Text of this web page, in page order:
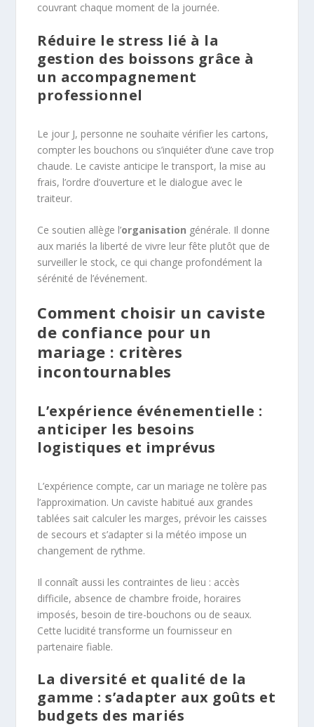
couvrant chaque moment de la journée.
Réduire le stress lié à la
gestion des boissons grâce à
un accompagnement
professionnel
Le jour J, personne ne souhaite vérifier les cartons,
compter les bouchons ou s’inquiéter d’une cave trop
chaude. Le caviste anticipe le transport, la mise au
frais, l’ordre d’ouverture et le dialogue avec le
traiteur.
Ce soutien allège l’organisation générale. Il donne
aux mariés la liberté de vivre leur fête plutôt que de
surveiller le stock, ce qui change profondément la
sérénité de l’événement.
Comment choisir un caviste
de confiance pour un
mariage : critères
incontournables
L’expérience événementielle :
anticiper les besoins
logistiques et imprévus
L’expérience compte, car un mariage ne tolère pas
l’approximation. Un caviste habitué aux grandes
tablées sait calculer les marges, prévoir les caisses
de secours et s’adapter si la météo impose un
changement de rythme.
Il connaît aussi les contraintes de lieu : accès
difficile, absence de chambre froide, horaires
imposés, besoin de tire-bouchons ou de seaux.
Cette lucidité transforme un fournisseur en
partenaire fiable.
La diversité et qualité de la
gamme : s’adapter aux goûts et
budgets des mariés